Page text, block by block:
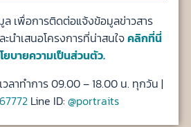
เพื่อการติดต่อแจ้งข้อมูลข่าวสาร
นำเสนอโครงการที่น่าสนใจคลิกที่นี่
ยบายความเป็นส่วนตัว.
ลาทำการ 09.00 – 18.00 น. ทุกวัน |
Line ID: @portraits